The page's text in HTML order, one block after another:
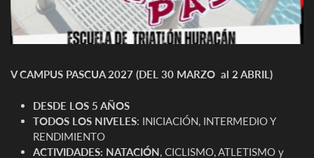
V CAMPUS PASCUA 2027 (DEL 30 MARZO al 2 ABRIL)
DESDE LOS 5 AÑOS
TODOS LOS NIVELES: INICIACIÓN, INTERMEDIO Y
RENDIMIENTO
ACTIVIDADES: NATACIÓN, CICLISMO, ATLETISMO y